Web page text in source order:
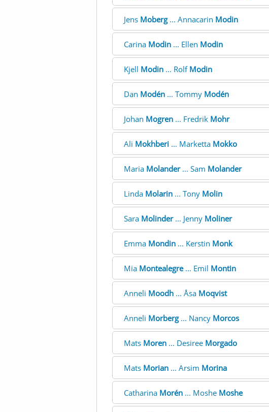
Jens Moberg... Annacarin Modin
Carina Modin... Ellen Modin
Kjell Modin... Rolf Modin
Dan Modén... Tommy Modén
Johan Mogren... Fredrik Mohr
Ali Mokhberi... Marketta Mokko
Maria Molander... Sam Molander
Linda Molarin... Tony Molin
Sara Molinder... Jenny Moliner
Emma Mondin... Kerstin Monk
Mia Montealegre... Emil Montin
Anneli Moodh... Åsa Moqvist
Anneli Morberg... Nancy Morcos
Mats Moren... Desiree Morgado
Mats Morian... Arsim Morina
Catharina Morén... Moshe Moshe